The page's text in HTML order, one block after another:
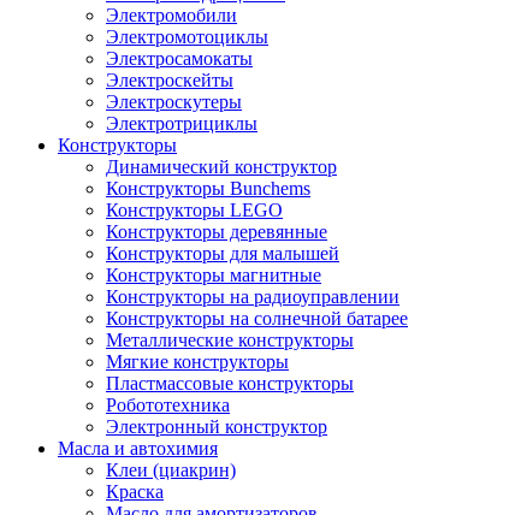
Электромобили
Электромотоциклы
Электросамокаты
Электроскейты
Электроскутеры
Электротрициклы
Конструкторы
Динамический конструктор
Конструкторы Bunchems
Конструкторы LEGO
Конструкторы деревянные
Конструкторы для малышей
Конструкторы магнитные
Конструкторы на радиоуправлении
Конструкторы на солнечной батарее
Металлические конструкторы
Мягкие конструкторы
Пластмассовые конструкторы
Робототехника
Электронный конструктор
Масла и автохимия
Клеи (циакрин)
Краска